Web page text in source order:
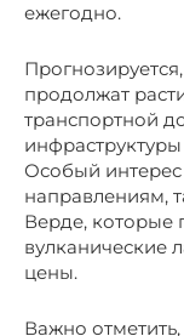
ежегодно.
продолжат
транспортной
Особый
направлениям,
Верде, которые
вулканические
цены.
Важно отметить,